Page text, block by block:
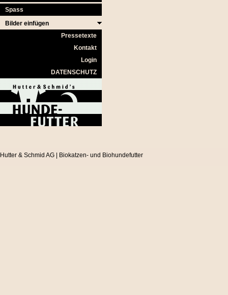
Spass
Bilder einfügen
Pressetexte
Kontakt
Login
DATENSCHUTZ
Hutter & Schmid AG | Biokatzen- und Biohundefutter